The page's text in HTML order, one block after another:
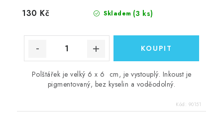
Skladem (3 ks)
130 Kč
Polštářek je velký 6 x 6 cm, je vystouplý. Inkoust je
pigmentovaný, bez kyselin a voděodolný.
Kód: 90151